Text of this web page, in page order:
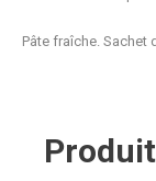
Pâte fraîche. Sachet